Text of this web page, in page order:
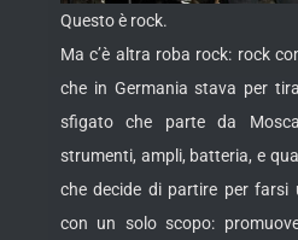
Questo è rock.
Ma c’è altra roba rock: rock
che in Germania stava per
sfigato che parte da
strumenti, ampli, batteria, e
che decide di partire per
con un solo scopo: